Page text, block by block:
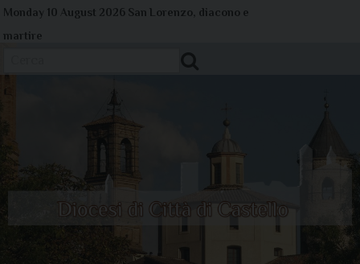
Skip
Monday 10 August 2026 San Lorenzo, diacono e
martire